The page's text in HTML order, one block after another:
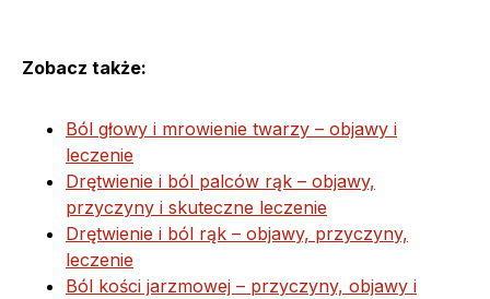
Zobacz także:
Ból głowy i mrowienie twarzy – objawy i
leczenie
Drętwienie i ból palców rąk – objawy,
przyczyny i skuteczne leczenie
Drętwienie i ból rąk – objawy, przyczyny,
leczenie
Ból kości jarzmowej – przyczyny, objawy i